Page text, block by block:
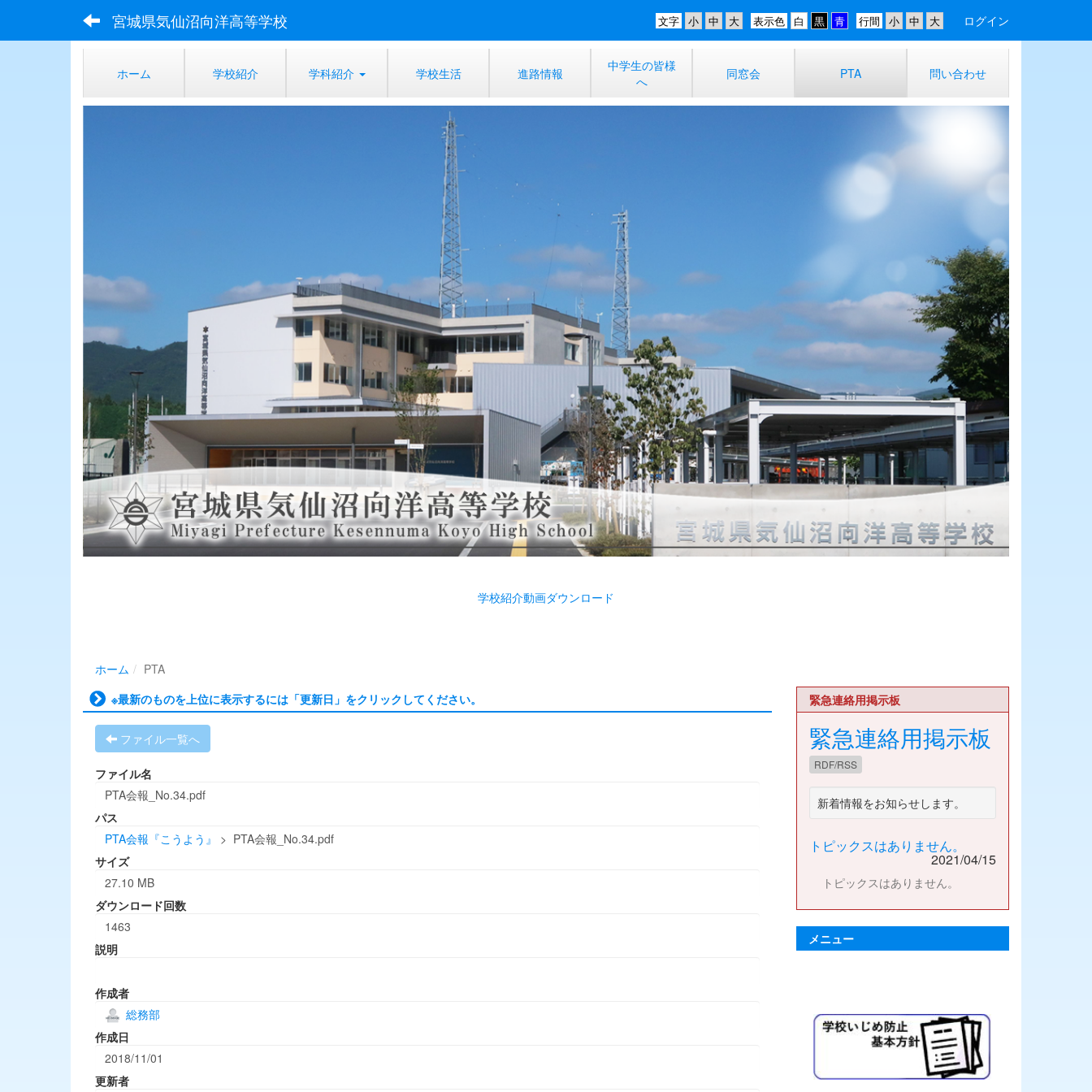
宮城県気仙沼向洋高等学校 行間
表示色
文字 ログイン
ホーム 学校紹介 学科紹介 学校生活 進路情報
中学生の皆様
へ
同窓会 PTA 問い合わせ
学校紹介動画ダウンロード
ホーム
PTA
※最新のものを上位に表示するには「更新日」をクリックしてください。
ファイル一覧へ
ファイル名
PTA会報_No.34.pdf
パス
PTA会報『こうよう』
> PTA会報_No.34.pdf
サイズ
27.10 MB
ダウンロード回数
1463
説明
作成者
総務部
作成日
2018/11/01
更新者
緊急連絡用掲示板
緊急連絡用掲示板
RDF/RSS
新着情報をお知らせします。
トピックスはありません。
2021/04/15
トピックスはありません。
メニュー